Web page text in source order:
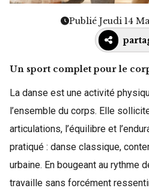
Publié Jeudi 14
Un sport complet pour le
La danse est une activité
l’ensemble du corps. Elle
articulations, l’équilibre et
pratiqué : danse classique,
urbaine. En bougeant au rythme
travaille sans forcément